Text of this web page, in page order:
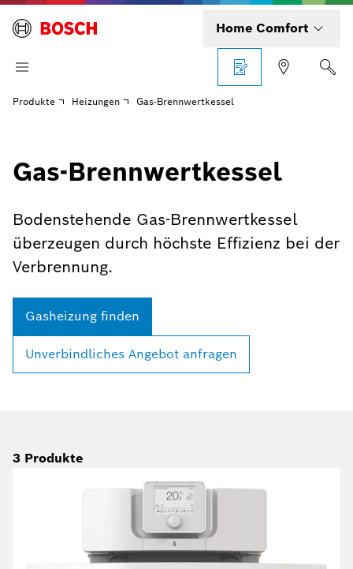
Home Comfort
Produkte Heizungen Gas-Brennwertkessel
Gas-Brennwertkessel
Bodenstehende Gas-Brennwertkessel
überzeugen durch höchste Effizienz bei der
Verbrennung.
Gasheizung finden
Unverbindliches Angebot anfragen
3 Produkte